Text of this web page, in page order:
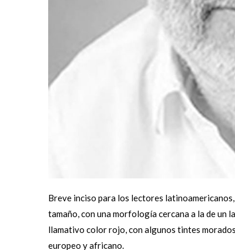
Breve inciso para los lectores
tamaño, con una morfología cercana a la de un
llamativo color rojo, con algunos tintes
europeo y africano.